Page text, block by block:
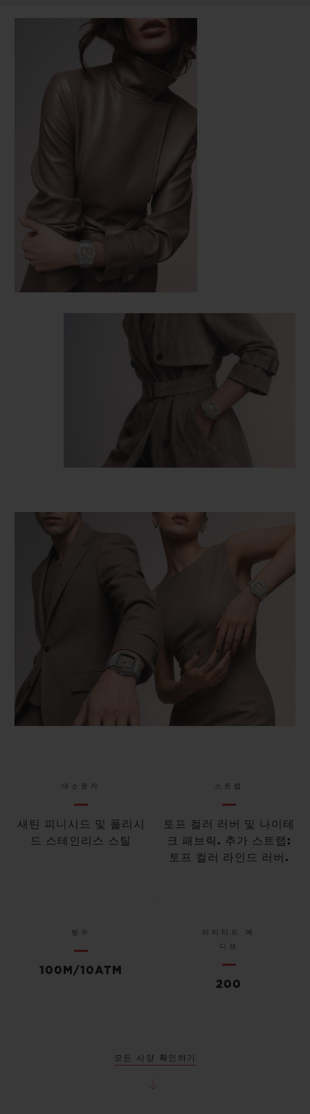
대소문자
새틴 피니시드 및 폴리시
드 스테인리스 스틸
스트랩
토프 컬러 러버 및 나이테
크 패브릭. 추가 스트랩:
토프 컬러 라인드 러버.
방수
100M/10ATM
리미티드 에
디션
200
모든 사양 확인하기